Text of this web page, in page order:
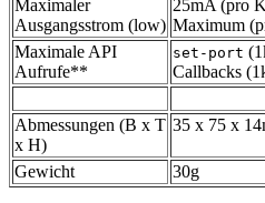
Maximaler
Ausgangsstrom (low)
25mA (pro
Maximum
Maximale API
Aufrufe**
set-port
Callbacks
Abmessungen (B x T
x H)
35 x 75 x
Gewicht 30g